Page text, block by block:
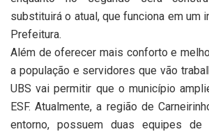
substituirá o atual, que funciona em um
Prefeitura.
Além de oferecer mais conforto e
a população e servidores que vão
UBS vai permitir que o município
ESF. Atualmente, a região de
entorno, possuem duas equipes de